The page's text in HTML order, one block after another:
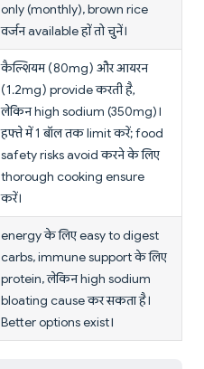
only (monthly), brown rice
वर्जन available हों तो चुनें।
कैल्शियम (80mg) और आयरन
(1.2mg) provide करती है,
लेकिन high sodium (350mg)।
हफ्ते में 1 बॉल तक limit करें; food
safety risks avoid करने के लिए
thorough cooking ensure
करें।
energy के लिए easy to digest
carbs, immune support के लिए
protein, लेकिन high sodium
bloating cause कर सकता है।
Better options exist।